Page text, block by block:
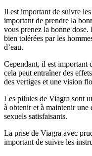
Il est important de suivre
important de prendre la
vous prenez la bonne
bien tolérées par les
d’eau.
Cependant, il est important
cela peut entraîner des
des vertiges et une vision
Les pilules de Viagra sont
à obtenir et à maintenir une
sexuels satisfaisants.
La prise de Viagra avec
important de suivre les